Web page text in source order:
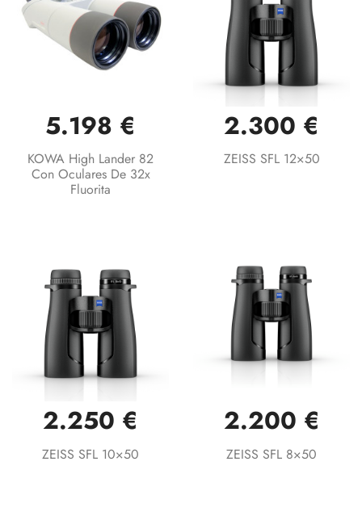
5.198 €
KOWA High Lander 82
Con Oculares De 32x
Fluorita
2.300 €
ZEISS SFL 12×50
2.250 €
ZEISS SFL 10×50
2.200 €
ZEISS SFL 8×50